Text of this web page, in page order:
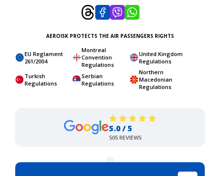
AEROISK PROTECTS THE AIR PASSENGERS RIGHTS
EU Reglament
261/2004
Montreal
Convention
Regulations
United Kingdom
Regulations
Turkish
Regulations
Serbian
Regulations
Northern
Macedonian
Regulations
5.0 / 5
505 REVIEWS